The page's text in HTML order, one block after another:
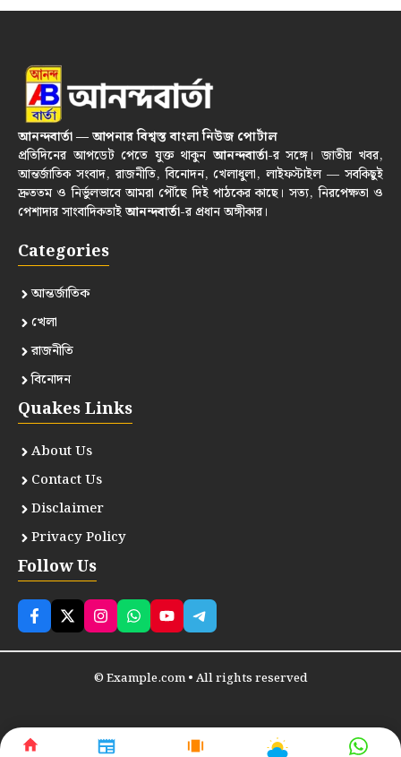
আনন্দবার্তা — আপনার বিশ্বস্ত বাংলা নিউজ পোর্টাল
প্রতিদিনের আপডেট পেতে যুক্ত থাকুনআনন্দবার্তা-র সঙ্গে। জাতীয় খবর,
আন্তর্জাতিক সংবাদ, রাজনীতি, বিনোদন, খেলাধুলা, লাইফস্টাইল — সবকিছুই
দ্রুততম ও নির্ভুলভাবে আমরা পৌঁছে দিই পাঠকের কাছে। সত্য, নিরপেক্ষতা ও
পেশাদার সাংবাদিকতাইআনন্দবার্তা-র প্রধান অঙ্গীকার।
Categories
আন্তর্জাতিক
খেলা
রাজনীতি
বিনোদন
Quakes Links
About Us
Contact Us
Disclaimer
Privacy Policy
Follow Us
© Example.com • All rights reserved